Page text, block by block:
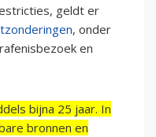
geldt er
, onder
en
bijna 25 jaar. In
bronnen en